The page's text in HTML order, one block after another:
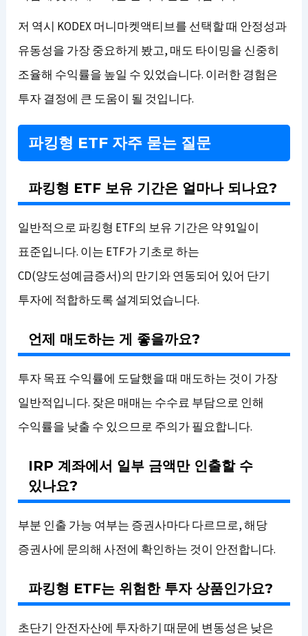
저 역시 KODEX 머니마켓액티브를 선택할 때 안정성과
유동성을 가장 중요하게 봤고, 매도 타이밍을 신중히
조율해 수익률을 높일 수 있었습니다. 이러한 경험은
투자 결정에 큰 도움이 될 것입니다.
파킹형 ETF 자주 묻는 질문
파킹형 ETF 보유 기간은 얼마나 되나요?
일반적으로 파킹형 ETF의 보유 기간은 약 91일이
표준입니다. 이는 ETF가 기초로 하는
CD(양도성예금증서)의 만기와 연동되어 있어 단기
투자에 적합하도록 설계되었습니다.
언제 매도하는 게 좋을까요?
투자 목표 수익률에 도달했을 때 매도하는 것이 가장
일반적입니다. 잦은 매매는 수수료 부담으로 인해
수익률을 낮출 수 있으므로 주의가 필요합니다.
IRP 계좌에서 일부 금액만 인출할 수
있나요?
부분 인출 가능 여부는 증권사마다 다르므로, 해당
증권사에 문의해 사전에 확인하는 것이 안전합니다.
파킹형 ETF는 위험한 투자 상품인가요?
초단기 안전자산에 투자하기 때문에 변동성은 낮은